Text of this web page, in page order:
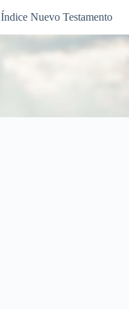
Índice Nuevo Testamento